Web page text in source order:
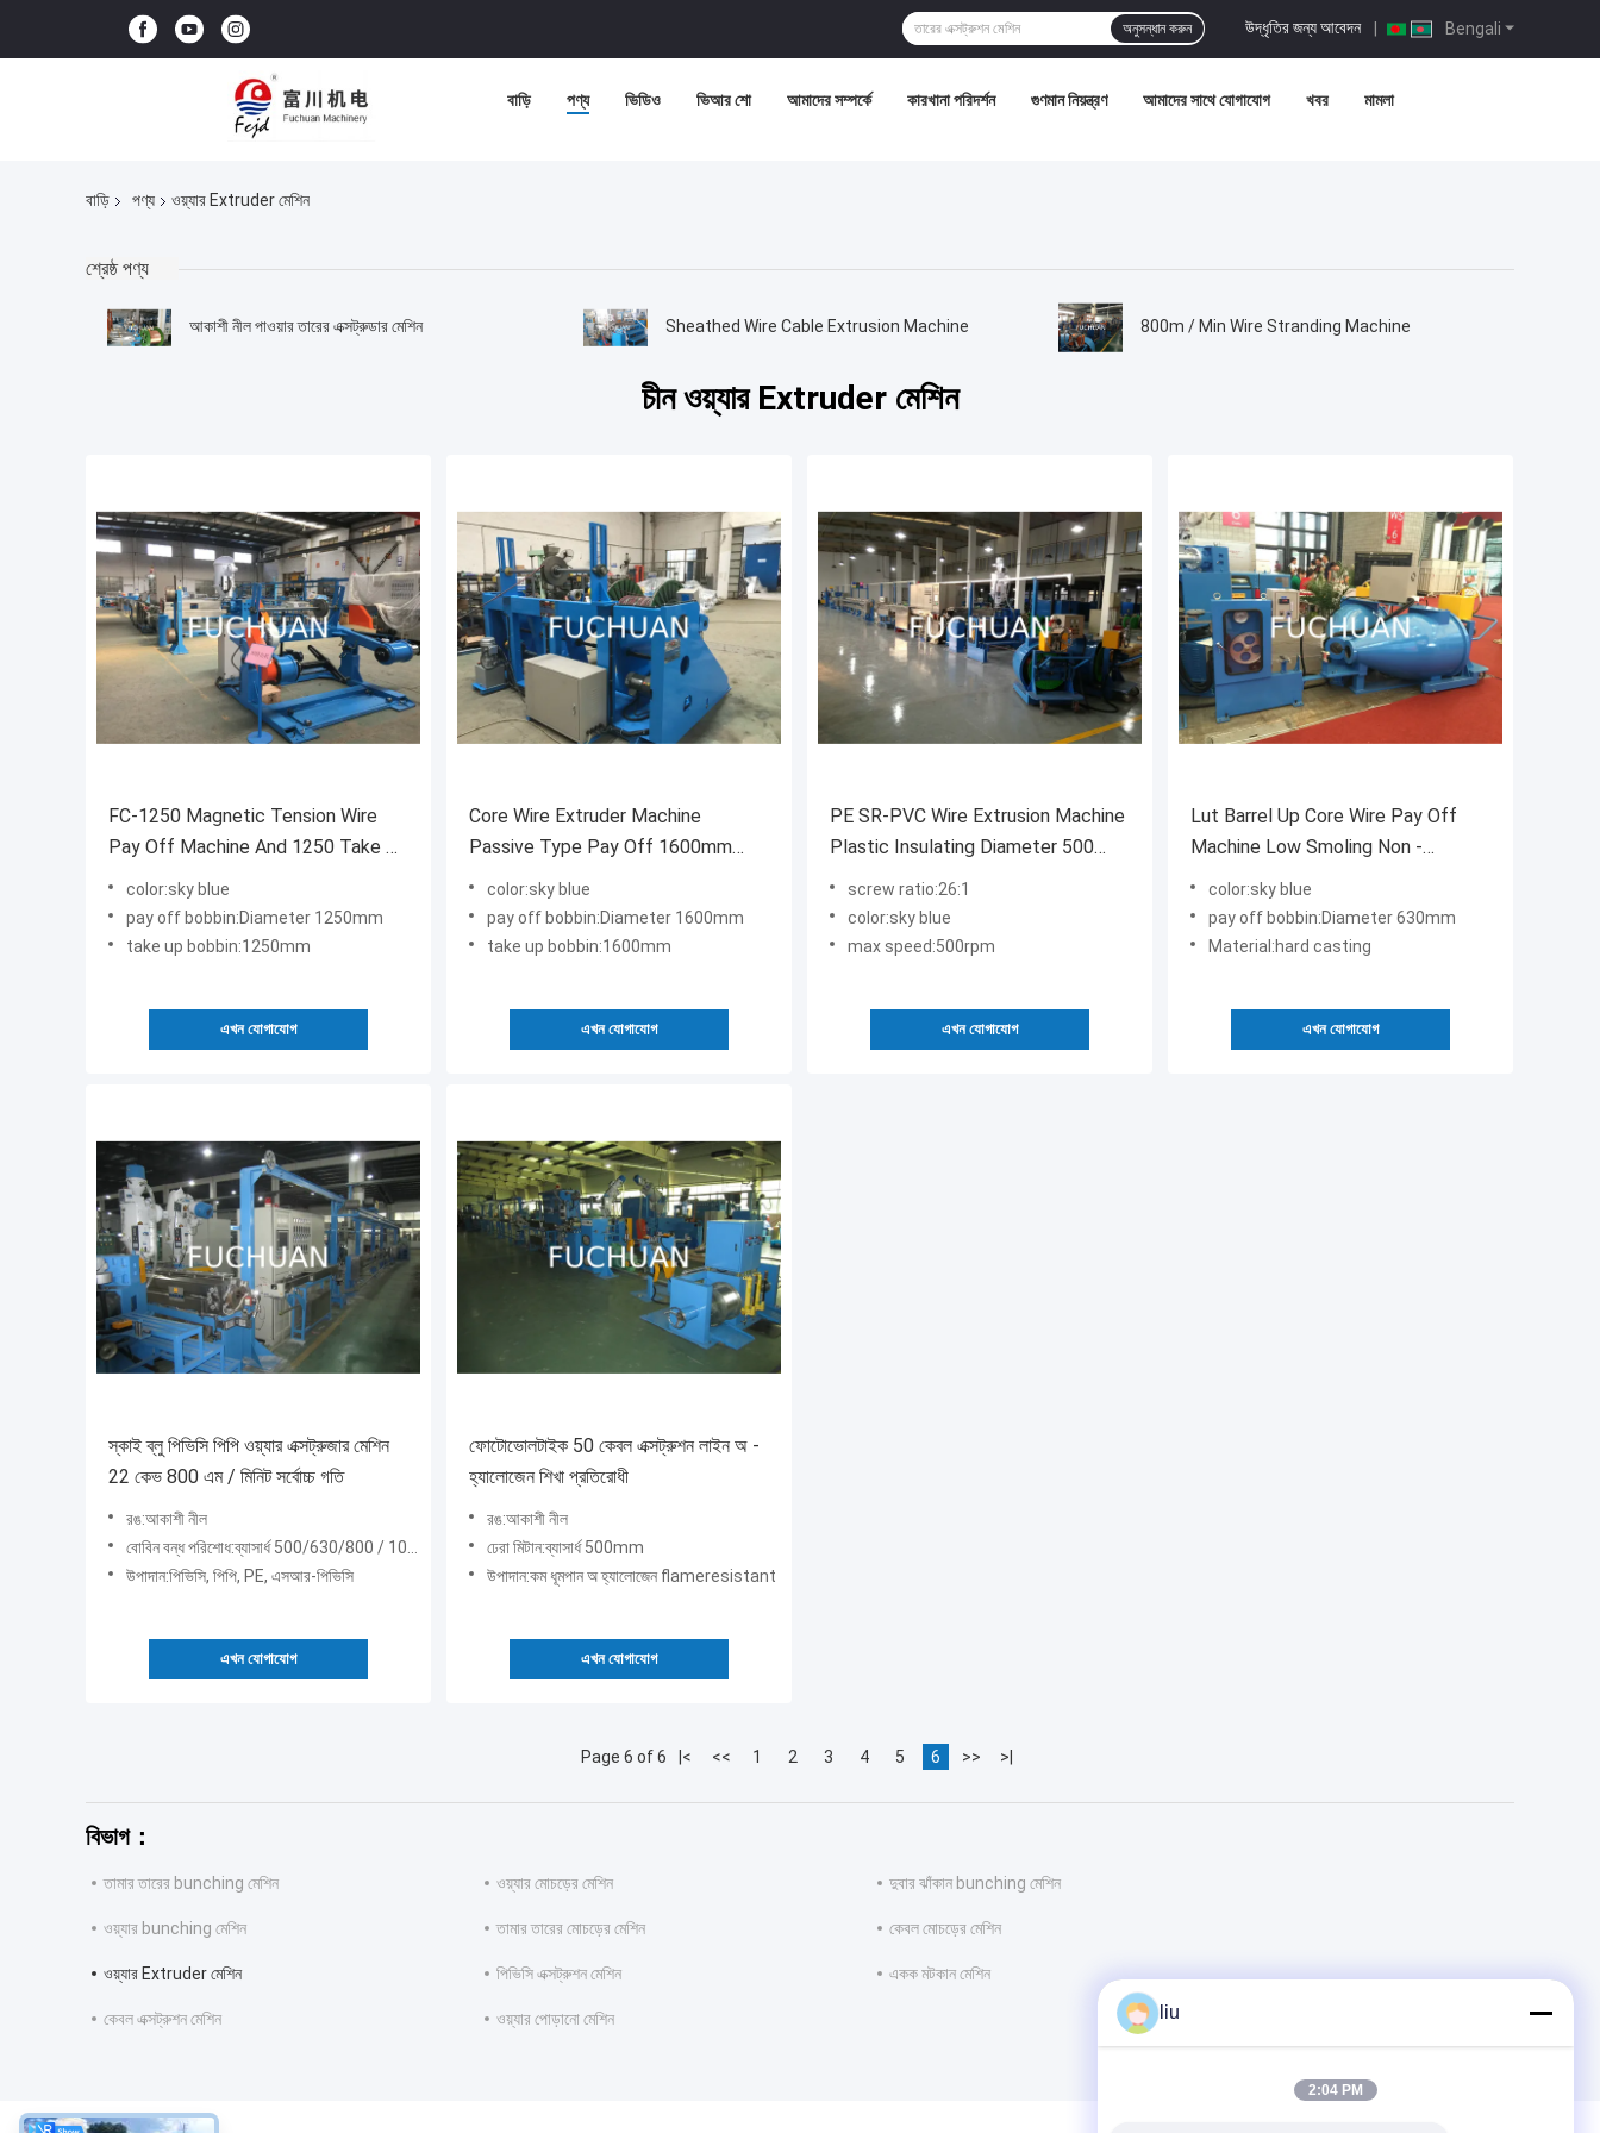
Bengali
উদ্ধৃতির জন্য আবেদন |
অনুসন্ধান করুন
বাড়ি পণ্য ভিডিও ভিআর শো আমাদের সম্পর্কে কারখানা পরিদর্শন গুণমান নিয়ন্ত্রণ আমাদের সাথে যোগাযোগ খবর মামলা
বাড়ি পণ্য ওয়্যার Extruder মেশিন
শ্রেষ্ঠ পণ্য
আকাশী নীল পাওয়ার তারের এক্সট্রুডার মেশিন Sheathed Wire Cable Extrusion Machine 800m / Min Wire Stranding Machine
চীন ওয়্যার Extruder মেশিন
FC-1250 Magnetic Tension Wire
Pay Off Machine And 1250 Take Up
Machine For Extruder Line
color:sky blue
pay off bobbin:Diameter 1250mm
take up bobbin:1250mm
এখন যোগাযোগ
Core Wire Extruder Machine
Passive Type Pay Off 1600mm
Take Up Bobbin
color:sky blue
pay off bobbin:Diameter 1600mm
take up bobbin:1600mm
এখন যোগাযোগ
PE SR-PVC Wire Extrusion Machine
Plastic Insulating Diameter 500
Pay Off Bobbin
screw ratio:26:1
color:sky blue
max speed:500rpm
এখন যোগাযোগ
Lut Barrel Up Core Wire Pay Off
Machine Low Smoling Non -
Halogen Extruder Line
color:sky blue
pay off bobbin:Diameter 630mm
Material:hard casting
এখন যোগাযোগ
স্কাই ব্লু পিভিসি পিপি ওয়্যার এক্সট্রুজার মেশিন
22 কেভ 800 এম / মিনিট সর্বোচ্চ গতি
রঙ:আকাশী নীল
বোবিন বন্ধ পরিশোধ:ব্যাসার্ধ 500/630/800 / 1000mm
উপাদান:পিভিসি, পিপি, PE, এসআর-পিভিসি
এখন যোগাযোগ
ফোটোভোলটাইক 50 কেবল এক্সট্রুশন লাইন অ -
হ্যালোজেন শিখা প্রতিরোধী
রঙ:আকাশী নীল
ঢেরা মিটান:ব্যাসার্ধ 500mm
উপাদান:কম ধূমপান অ হ্যালোজেন flameresistant
এখন যোগাযোগ
Page 6 of 6 |< << 1 2 3 4 5 6 >> >|
বিভাগ：
তামার তারের bunching মেশিন ওয়্যার মোচড়ের মেশিন দুবার ঝাঁকান bunching মেশিন
ওয়্যার bunching মেশিন তামার তারের মোচড়ের মেশিন কেবল মোচড়ের মেশিন
ওয়্যার Extruder মেশিন পিভিসি এক্সট্রুশন মেশিন একক মটকান মেশিন
কেবল এক্সট্রুশন মেশিন ওয়্যার পোড়ানো মেশিন liu
2:04 PM